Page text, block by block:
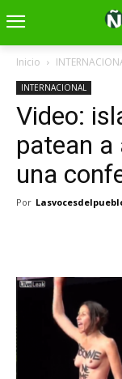
Inicio
INTERNACIONAL
Video:
patean
una
Por